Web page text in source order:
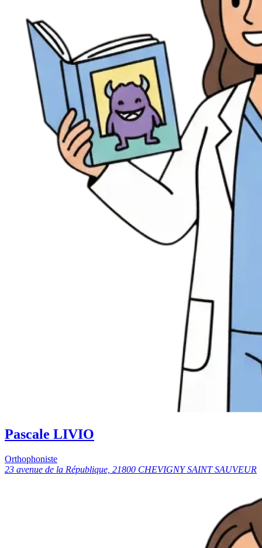
Pascale LIVIO
Orthophoniste
23 avenue de la République, 21800 CHEVIGNY SAINT SAUVEUR